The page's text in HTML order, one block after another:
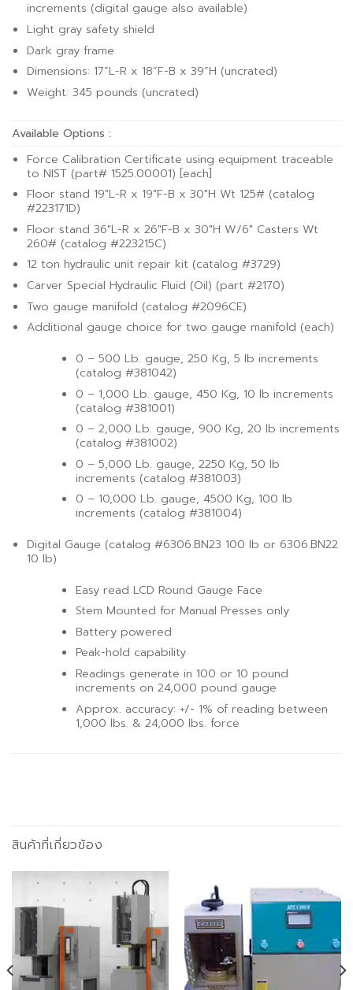
increments (digital gauge also available)
Light gray safety shield
Dark gray frame
Dimensions: 17”L-R x 18”F-B x 39”H (uncrated)
Weight: 345 pounds (uncrated)
Available Options :
Force Calibration Certificate using equipment traceable
to NIST (part# 1525.00001) [each]
Floor stand 19″L-R x 19″F-B x 30″H Wt 125# (catalog
#223171D)
Floor stand 36″L-R x 26″F-B x 30″H W/6″ Casters Wt
260# (catalog #223215C)
12 ton hydraulic unit repair kit (catalog #3729)
Carver Special Hydraulic Fluid (Oil) (part #2170)
Two gauge manifold (catalog #2096CE)
Additional gauge choice for two gauge manifold (each)
0 – 500 Lb. gauge, 250 Kg, 5 lb increments
(catalog #381042)
0 – 1,000 Lb. gauge, 450 Kg, 10 lb increments
(catalog #381001)
0 – 2,000 Lb. gauge, 900 Kg, 20 lb increments
(catalog #381002)
0 – 5,000 Lb. gauge, 2250 Kg, 50 lb
increments (catalog #381003)
0 – 10,000 Lb. gauge, 4500 Kg, 100 lb
increments (catalog #381004)
Digital Gauge (catalog #6306.BN23 100 lb or 6306.BN22
10 lb)
Easy read LCD Round Gauge Face
Stem Mounted for Manual Presses only
Battery powered
Peak-hold capability
Readings generate in 100 or 10 pound
increments on 24,000 pound gauge
Approx. accuracy: +/- 1% of reading between
1,000 lbs. & 24,000 lbs. force
สินค้าที่เกี่ยวข้อง